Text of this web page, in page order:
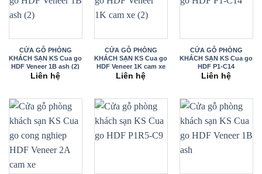
CỬA GỖ PHÒNG
KHÁCH SẠN KS Cua go
HDF Veneer 1B ash (2)
Liên hệ
CỬA GỖ PHÒNG
KHÁCH SẠN KS Cua go
HDF Veneer 1K cam xe
(2)
Liên hệ
CỬA GỖ PHÒNG
KHÁCH SẠN KS Cua go
HDF P1-C14
Liên hệ